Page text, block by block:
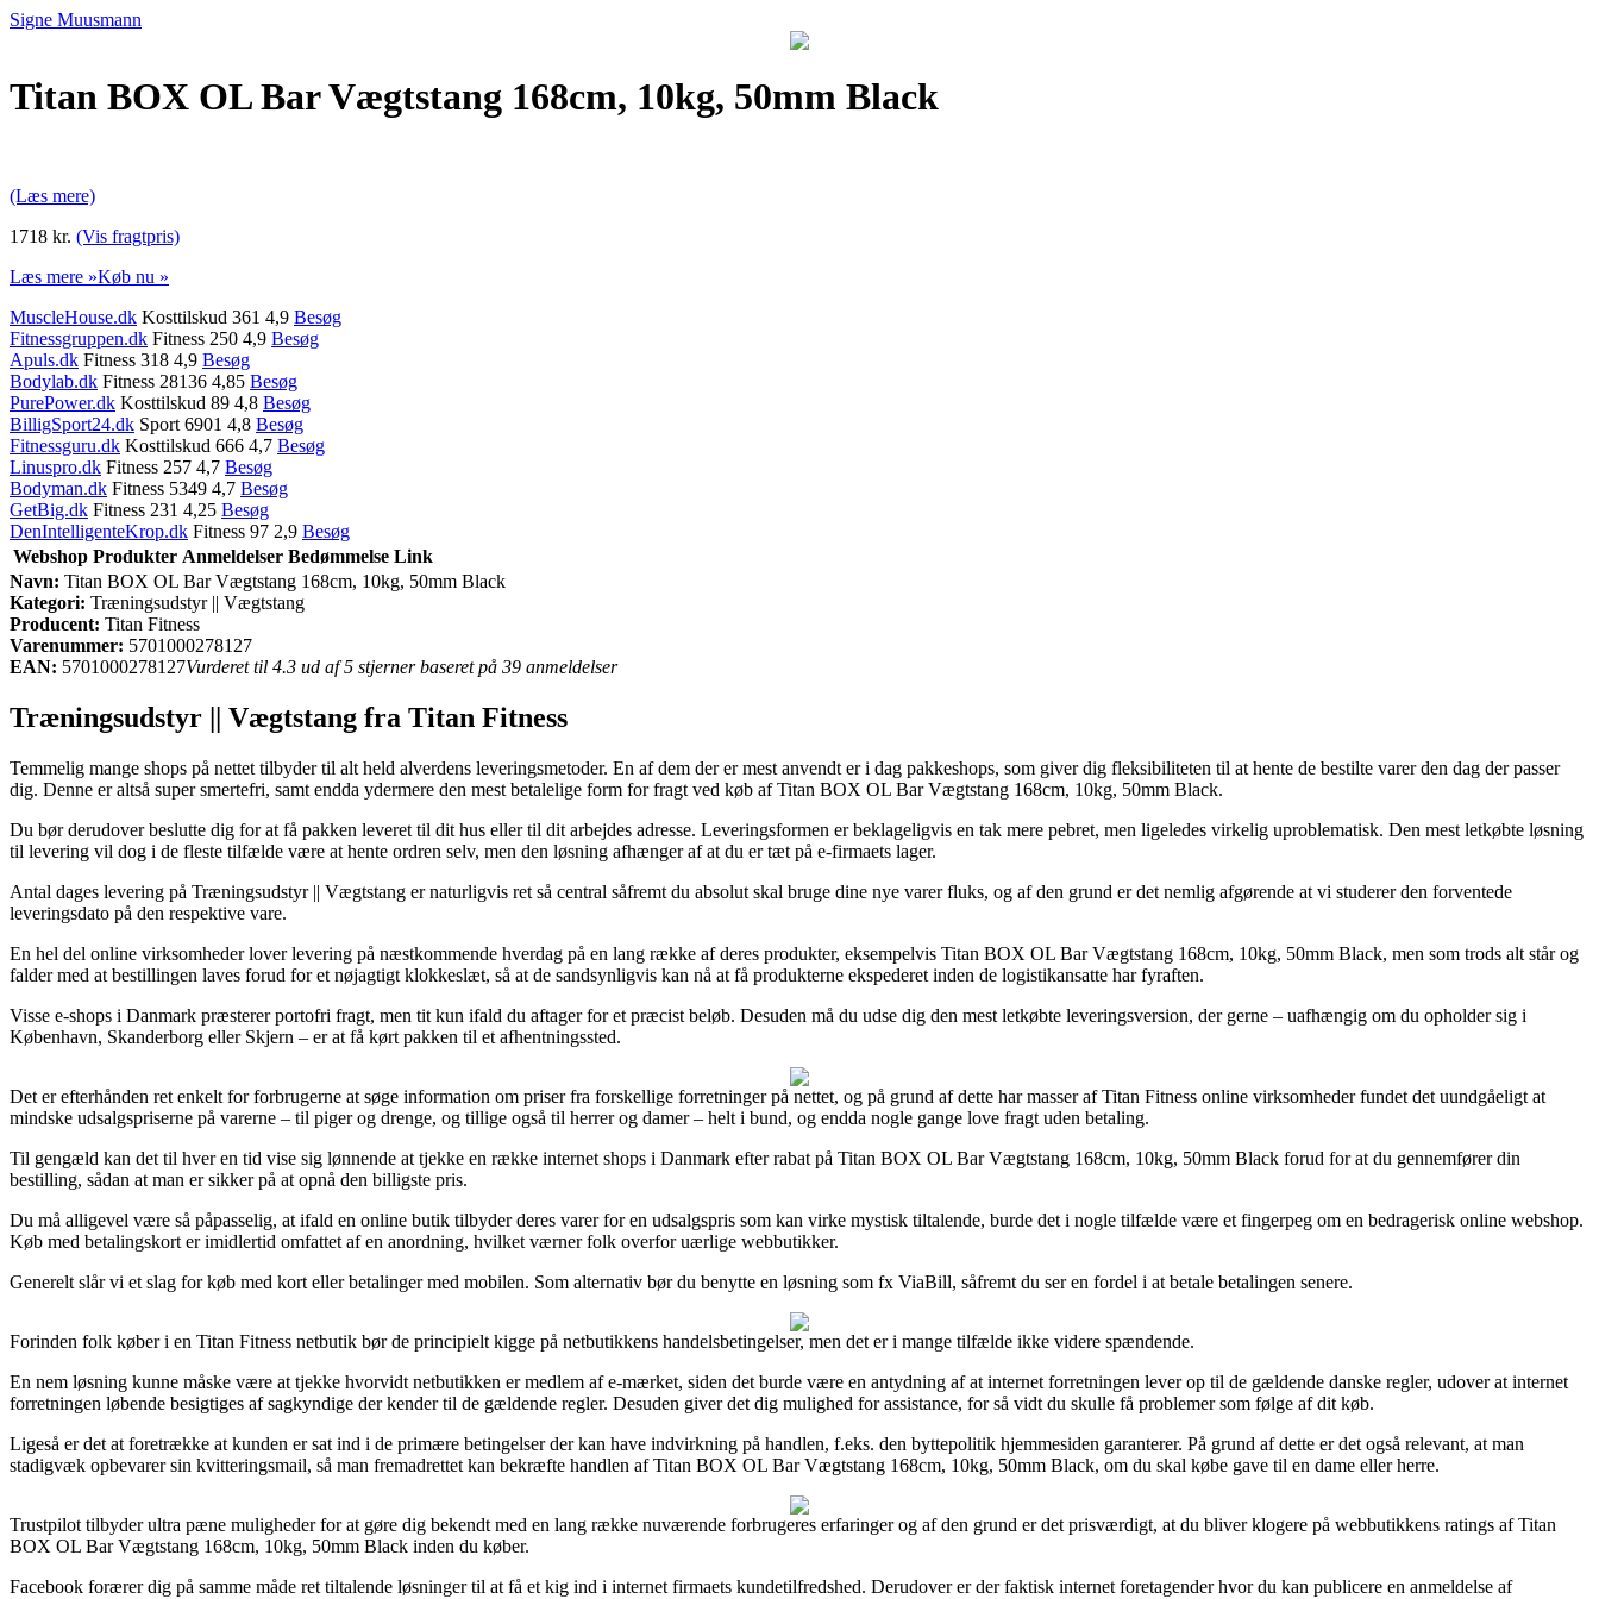
Signe Muusmann
Titan BOX OL Bar Vægtstang 168cm, 10kg, 50mm Black
(Læs mere)
1718 kr. (Vis fragtpris)
Læs mere »Køb nu »
MuscleHouse.dk Kosttilskud 361 4,9 Besøg
Fitnessgruppen.dk Fitness 250 4,9 Besøg
Apuls.dk Fitness 318 4,9 Besøg
Bodylab.dk Fitness 28136 4,85 Besøg
PurePower.dk Kosttilskud 89 4,8 Besøg
BilligSport24.dk Sport 6901 4,8 Besøg
Fitnessguru.dk Kosttilskud 666 4,7 Besøg
Linuspro.dk Fitness 257 4,7 Besøg
Bodyman.dk Fitness 5349 4,7 Besøg
GetBig.dk Fitness 231 4,25 Besøg
DenIntelligenteKrop.dk Fitness 97 2,9 Besøg
Webshop Produkter Anmeldelser Bedømmelse Link
Navn: Titan BOX OL Bar Vægtstang 168cm, 10kg, 50mm Black
Kategori: Træningsudstyr || Vægtstang
Producent: Titan Fitness
Varenummer: 5701000278127
EAN: 5701000278127Vurderet til 4.3 ud af 5 stjerner baseret på 39 anmeldelser
Træningsudstyr || Vægtstang fra Titan Fitness
Temmelig mange shops på nettet tilbyder til alt held alverdens leveringsmetoder. En af dem der er mest anvendt er i dag pakkeshops, som giver dig fleksibiliteten til at hente de bestilte varer den dag der passer
dig. Denne er altså super smertefri, samt endda ydermere den mest betalelige form for fragt ved køb af Titan BOX OL Bar Vægtstang 168cm, 10kg, 50mm Black.
Du bør derudover beslutte dig for at få pakken leveret til dit hus eller til dit arbejdes adresse. Leveringsformen er beklageligvis en tak mere pebret, men ligeledes virkelig uproblematisk. Den mest letkøbte løsning
til levering vil dog i de fleste tilfælde være at hente ordren selv, men den løsning afhænger af at du er tæt på e-firmaets lager.
Antal dages levering på Træningsudstyr || Vægtstang er naturligvis ret så central såfremt du absolut skal bruge dine nye varer fluks, og af den grund er det nemlig afgørende at vi studerer den forventede
leveringsdato på den respektive vare.
En hel del online virksomheder lover levering på næstkommende hverdag på en lang række af deres produkter, eksempelvis Titan BOX OL Bar Vægtstang 168cm, 10kg, 50mm Black, men som trods alt står og
falder med at bestillingen laves forud for et nøjagtigt klokkeslæt, så at de sandsynligvis kan nå at få produkterne ekspederet inden de logistikansatte har fyraften.
Visse e-shops i Danmark præsterer portofri fragt, men tit kun ifald du aftager for et præcist beløb. Desuden må du udse dig den mest letkøbte leveringsversion, der gerne – uafhængig om du opholder sig i
København, Skanderborg eller Skjern – er at få kørt pakken til et afhentningssted.
Det er efterhånden ret enkelt for forbrugerne at søge information om priser fra forskellige forretninger på nettet, og på grund af dette har masser af Titan Fitness online virksomheder fundet det uundgåeligt at
mindske udsalgspriserne på varerne – til piger og drenge, og tillige også til herrer og damer – helt i bund, og endda nogle gange love fragt uden betaling.
Til gengæld kan det til hver en tid vise sig lønnende at tjekke en række internet shops i Danmark efter rabat på Titan BOX OL Bar Vægtstang 168cm, 10kg, 50mm Black forud for at du gennemfører din
bestilling, sådan at man er sikker på at opnå den billigste pris.
Du må alligevel være så påpasselig, at ifald en online butik tilbyder deres varer for en udsalgspris som kan virke mystisk tiltalende, burde det i nogle tilfælde være et fingerpeg om en bedragerisk online webshop.
Køb med betalingskort er imidlertid omfattet af en anordning, hvilket værner folk overfor uærlige webbutikker.
Generelt slår vi et slag for køb med kort eller betalinger med mobilen. Som alternativ bør du benytte en løsning som fx ViaBill, såfremt du ser en fordel i at betale betalingen senere.
Forinden folk køber i en Titan Fitness netbutik bør de principielt kigge på netbutikkens handelsbetingelser, men det er i mange tilfælde ikke videre spændende.
En nem løsning kunne måske være at tjekke hvorvidt netbutikken er medlem af e-mærket, siden det burde være en antydning af at internet forretningen lever op til de gældende danske regler, udover at internet
forretningen løbende besigtiges af sagkyndige der kender til de gældende regler. Desuden giver det dig mulighed for assistance, for så vidt du skulle få problemer som følge af dit køb.
Ligeså er det at foretrække at kunden er sat ind i de primære betingelser der kan have indvirkning på handlen, f.eks. den byttepolitik hjemmesiden garanterer. På grund af dette er det også relevant, at man
stadigvæk opbevarer sin kvitteringsmail, så man fremadrettet kan bekræfte handlen af Titan BOX OL Bar Vægtstang 168cm, 10kg, 50mm Black, om du skal købe gave til en dame eller herre.
Trustpilot tilbyder ultra pæne muligheder for at gøre dig bekendt med en lang række nuværende forbrugeres erfaringer og af den grund er det prisværdigt, at du bliver klogere på webbutikkens ratings af Titan
BOX OL Bar Vægtstang 168cm, 10kg, 50mm Black inden du køber.
Facebook forærer dig på samme måde ret tiltalende løsninger til at få et kig ind i internet firmaets kundetilfredshed. Derudover er der faktisk internet foretagender hvor du kan publicere en anmeldelse af